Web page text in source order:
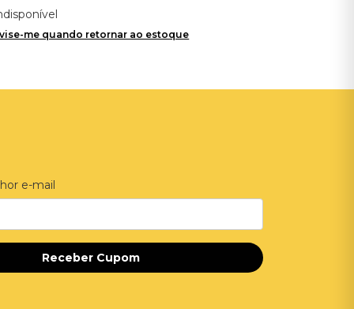
me quando retornar ao estoque
e-mail
Receber Cupom